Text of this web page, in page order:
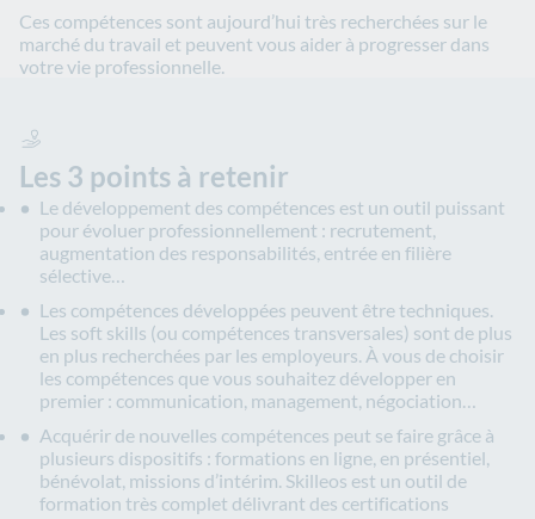
Ces compétences sont aujourd’hui très recherchées sur le
marché du travail et peuvent vous aider à progresser dans
votre vie professionnelle.
Les 3 points à retenir
Le développement des compétences est un outil puissant
pour évoluer professionnellement : recrutement,
augmentation des responsabilités, entrée en filière
sélective…
Les compétences développées peuvent être techniques.
Les soft skills (ou compétences transversales) sont de plus
en plus recherchées par les employeurs. À vous de choisir
les compétences que vous souhaitez développer en
premier : communication, management, négociation…
Acquérir de nouvelles compétences peut se faire grâce à
plusieurs dispositifs : formations en ligne, en présentiel,
bénévolat, missions d’intérim. Skilleos est un outil de
formation très complet délivrant des certifications